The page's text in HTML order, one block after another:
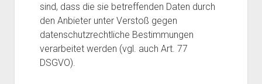
sind, dass die sie betreffenden Daten durch
den Anbieter unter Verstoß gegen
datenschutzrechtliche Bestimmungen
verarbeitet werden (vgl. auch Art. 77
DSGVO).